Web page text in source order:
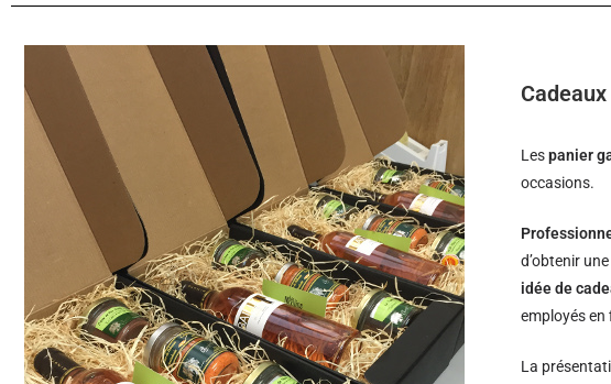
Lespanier
occasions.
d’obtenir
idée de
employés en
La